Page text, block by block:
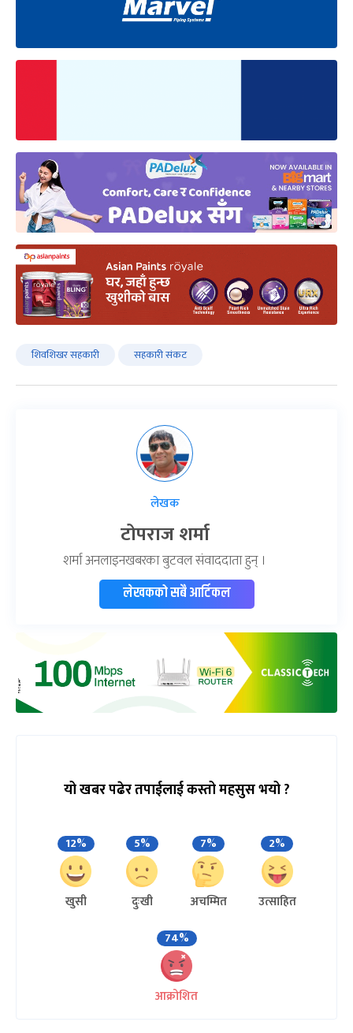
शिवशिखर सहकारी सहकारी संकट
लेखक
टोपराज शर्मा
शर्मा अनलाइनखबरका बुटवल संवाददाता हुन् ।
लेखकको सबै आर्टिकल
यो खबर पढेर तपाईलाई कस्तो महसुस भयो ?
12%
खुसी
5%
दुःखी
7%
अचम्मित
2%
उत्साहित
74%
आक्रोशित